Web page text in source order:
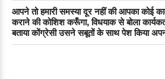
आपने तो हमारी समस्या दूर नहीं की आपका कोई
कराने की कोशिश करूँगा, विधयाक से बोला
बताया कोंग्रेसी उसने सबूतों के साथ पेश किया अपना